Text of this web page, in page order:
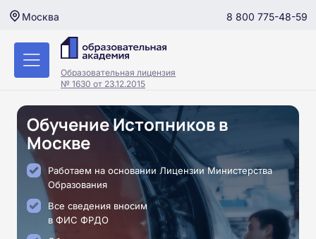
Москва 8 800 775-48-59
Образовательная лицензия
№ 1630 от 23.12.2015
Обучение Истопников в
Москве
Работаем на основании Лицензии Министерства
Образования
Все сведения вносим
в ФИС ФРДО